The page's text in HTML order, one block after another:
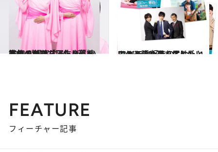
2021.11.29
人気ドラマ「阿佐ヶ谷姉妹ののほほんふたり暮らし」 が提案する、新しい家族のかたち
カルチャー 2021.10.3
このときめきを届けたい BLドラマ好きの3人が とことん語り尽くす！
カルチャー
FEATURE
フィーチャー記事